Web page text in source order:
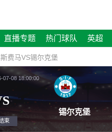
直播专题 热门球队 英超
费马VS锡尔克堡
谊 | 2026-07-08 18:00:00
VS